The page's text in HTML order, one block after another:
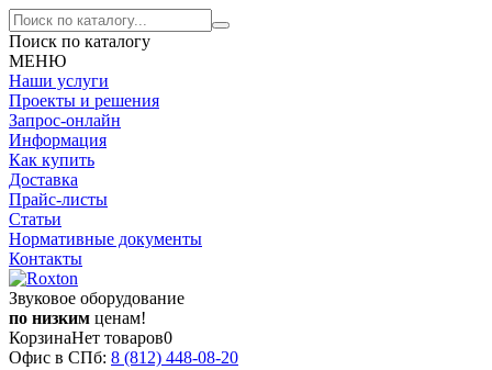
Поиск по каталогу
МЕНЮ
Наши услуги
Проекты и решения
Запрос-онлайн
Информация
Как купить
Доставка
Прайс-листы
Статьи
Нормативные документы
Контакты
Звуковое оборудование
по низким ценам!
КорзинаНет товаров0
Офис в СПб: 8 (812) 448-08-20